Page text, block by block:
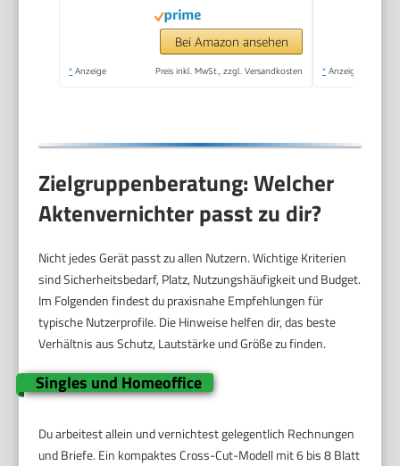
Bei Amazon ansehen
* Anzeige Preis inkl. MwSt., zzgl. Versandkosten * Anzeige
Zielgruppenberatung: Welcher
Aktenvernichter passt zu dir?
Nicht jedes Gerät passt zu allen Nutzern. Wichtige Kriterien
sind Sicherheitsbedarf, Platz, Nutzungshäufigkeit und Budget.
Im Folgenden findest du praxisnahe Empfehlungen für
typische Nutzerprofile. Die Hinweise helfen dir, das beste
Verhältnis aus Schutz, Lautstärke und Größe zu finden.
Singles und Homeoffice
Du arbeitest allein und vernichtest gelegentlich Rechnungen
und Briefe. Ein kompaktes Cross-Cut-Modell mit 6 bis 8 Blatt